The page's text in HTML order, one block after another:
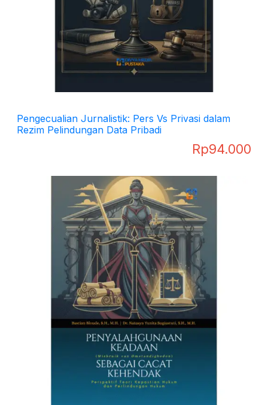
Pengecualian Jurnalistik: Pers Vs Privasi dalam
Rezim Pelindungan Data Pribadi
Rp94.000